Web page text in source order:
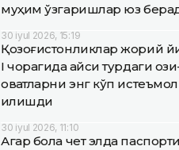
муҳим ўзгаришлар юз
30 iyul 2026, 15:19
Қозоғистонликлар жорий
I чорагида қайси турдаги
овқатларни энг кўп истеъмол
қилишди
30 iyul 2026, 11:10
Агар бола чет элда